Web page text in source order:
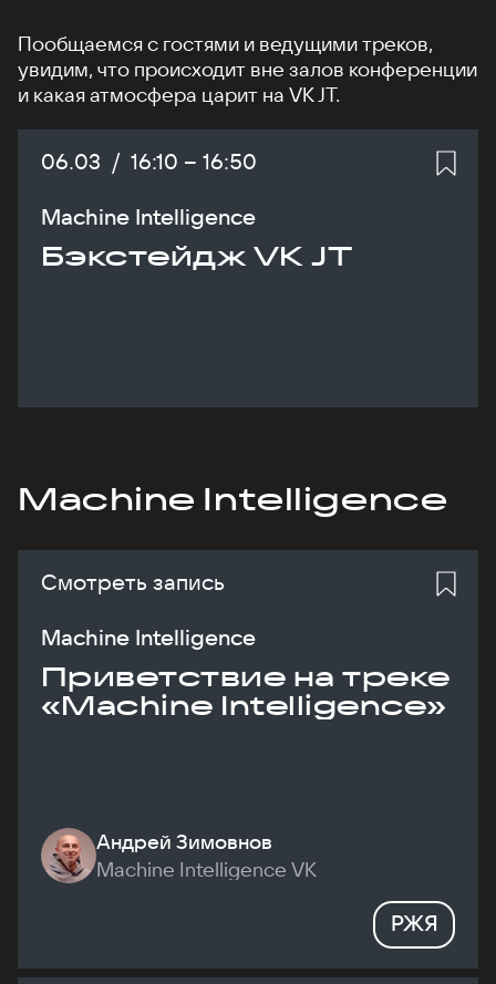
Пообщаемся с гостями и ведущими треков,
увидим, что происходит вне залов конференции
и какая атмосфера царит на VK JT.
Дата:
06.03 / Начало:
16:10 – Конец:
16:50
Machine Intelligence
Бэкстейдж VK JT
Machine Intelligence
Смотреть запись
Machine Intelligence
Приветствие на треке
«Machine Intelligence»
Андрей Зимовнов
Machine Intelligence VK
РЖЯ